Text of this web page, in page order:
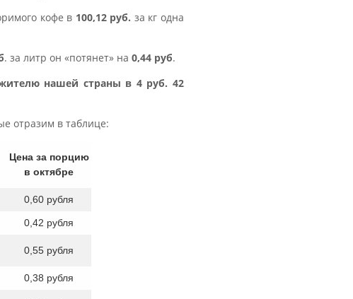
кофе в 100,12 руб. за кг одна
. за литр он «потянет» на 0,44 руб.
нашей страны в 4 руб. 42
отразим в таблице:
Цена за порцию
в октябре
0,60 рубля
0,42 рубля
0,55 рубля
0,38 рубля